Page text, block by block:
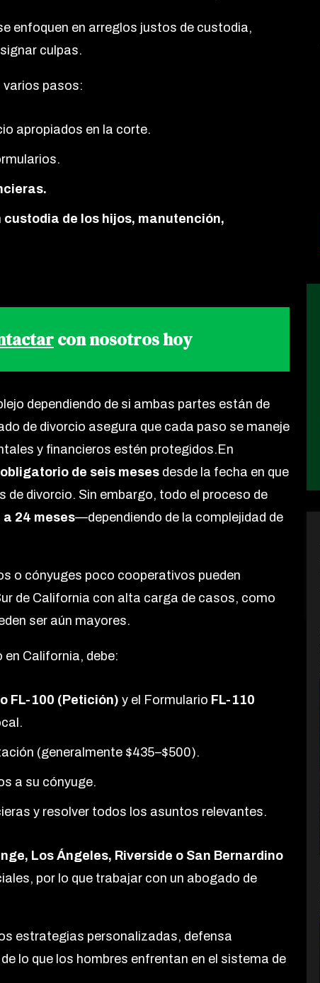
enfoquen en arreglos justos de custodia,
culpas.
varios pasos:
apropiados en la corte.
custodia de los hijos, manutención,
con nosotros hoy
dependiendo de si ambas partes están de
de divorcio asegura que cada paso se maneje
y financieros estén protegidos.En
de seis meses desde la fecha en que
divorcio. Sin embargo, todo el proceso de
a 24 meses—dependiendo de la complejidad de
o cónyuges poco cooperativos pueden
de California con alta carga de casos, como
ser aún mayores.
California, debe:
FL-100 (Petición) y el Formulario FL-110
(generalmente $435–$500).
a su cónyuge.
y resolver todos los asuntos relevantes.
Los Ángeles, Riverside o San Bernardino
por lo que trabajar con un abogado de
estrategias personalizadas, defensa
lo que los hombres enfrentan en el sistema de